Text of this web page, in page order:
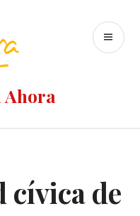
cívica de